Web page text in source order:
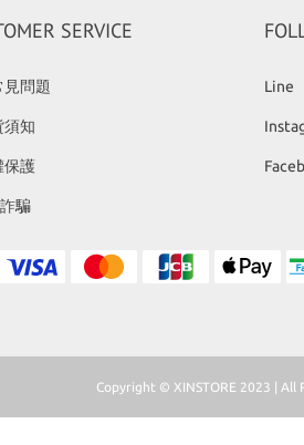
SERVICE
見問題
須知
保護
騙
Line
Copyright © XINSTORE 2023 | All